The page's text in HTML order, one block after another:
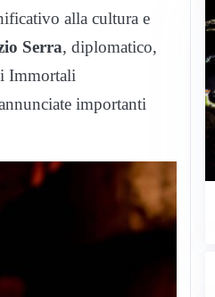
alla cultura e
Serra, diplomatico,
Immortali
importanti